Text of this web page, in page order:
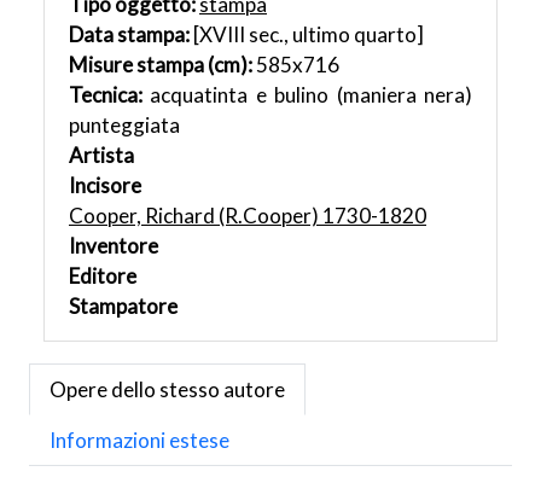
Data stampa: [XVIII sec., ultimo quarto]
Misure stampa (cm):585x716
Tecnica: acquatinta e bulino (maniera nera)
punteggiata
Artista
Incisore
Cooper, Richard (R.Cooper) 1730-1820
Inventore
Editore
Stampatore
Opere dello stesso autore
Informazioni estese